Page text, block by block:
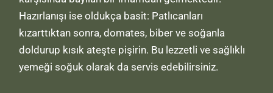
Hazırlanışı ise oldukça basit: Patlıcanları
kızarttıktan sonra, domates, biber ve soğanla
doldurup kısık ateşte pişirin. Bu lezzetli ve sağlıklı
yemeği soğuk olarak da servis edebilirsiniz.